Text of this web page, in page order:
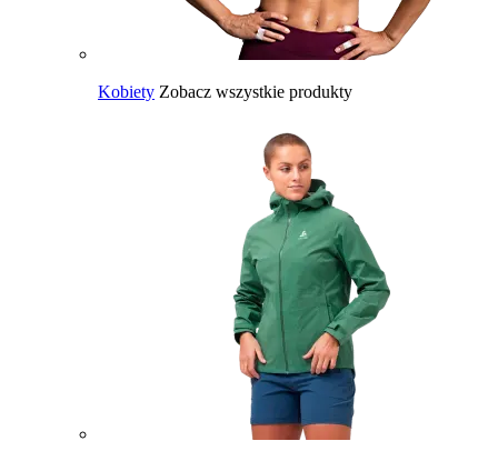
Kobiety Zobacz wszystkie produkty